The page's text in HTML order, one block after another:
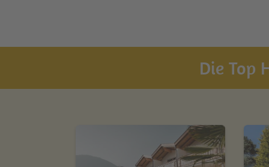
Die Top